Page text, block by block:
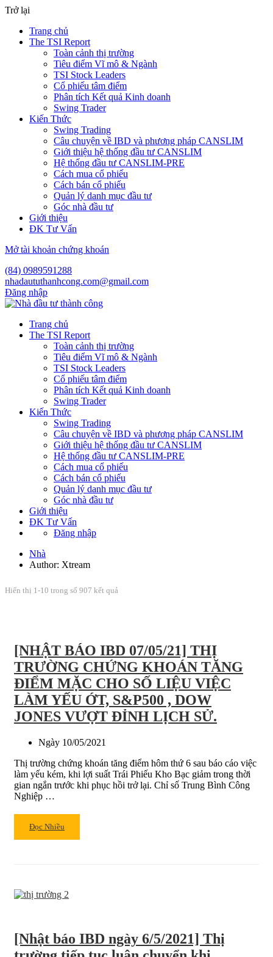
Trở lại
Trang chủ
The TSI Report
Toàn cảnh thị trường
Tiêu điểm Vĩ mô & Ngành
TSI Stock Leaders
Cổ phiếu tâm điểm
Phân tích Kết quả Kinh doanh
Swing Trader
Kiến Thức
Swing Trading
Câu chuyện về IBD và phương pháp CANSLIM
Giới thiệu hệ thống đầu tư CANSLIM
Hệ thống đầu tư CANSLIM-PRE
Cách mua cổ phiếu
Cách bán cổ phiếu
Quản lý danh mục đầu tư
Góc nhà đầu tư
Giới thiệu
ĐK Tư Vấn
Mở tài khoản chứng khoán
(84) 0989591288
nhadaututhanhcong.com@gmail.com
Đăng nhập
Trang chủ
The TSI Report
Toàn cảnh thị trường
Tiêu điểm Vĩ mô & Ngành
TSI Stock Leaders
Cổ phiếu tâm điểm
Phân tích Kết quả Kinh doanh
Swing Trader
Kiến Thức
Swing Trading
Câu chuyện về IBD và phương pháp CANSLIM
Giới thiệu hệ thống đầu tư CANSLIM
Hệ thống đầu tư CANSLIM-PRE
Cách mua cổ phiếu
Cách bán cổ phiếu
Quản lý danh mục đầu tư
Góc nhà đầu tư
Giới thiệu
ĐK Tư Vấn
Đăng nhập
Nhà
Author: Xtream
Hiển thị 1-10 trong số 907 kết quả
[NHẬT BÁO IBD 07/05/21] THỊ
TRƯỜNG CHỨNG KHOÁN TĂNG
ĐIỂM MẶC CHO SỐ LIỆU VIỆC
LÀM YẾU ỚT, S&P500 , DOW
JONES VƯỢT ĐỈNH LỊCH SỬ.
Ngày 10/05/2021
Thị trường chứng khoán tăng điểm hôm thứ 6 sau báo cáo việc
làm yếu kém, khi lợi suất Trái Phiếu Kho Bạc giảm trong thời
gian ngắn trước khi phục hồi trở lại. Chỉ số Trung Bình Công
Nghiệp …
Read
more
07/05/21]
CHỨNG
KHOÁN
Đọc Nhiều
[Nhật báo IBD ngày 6/5/2021] Thị